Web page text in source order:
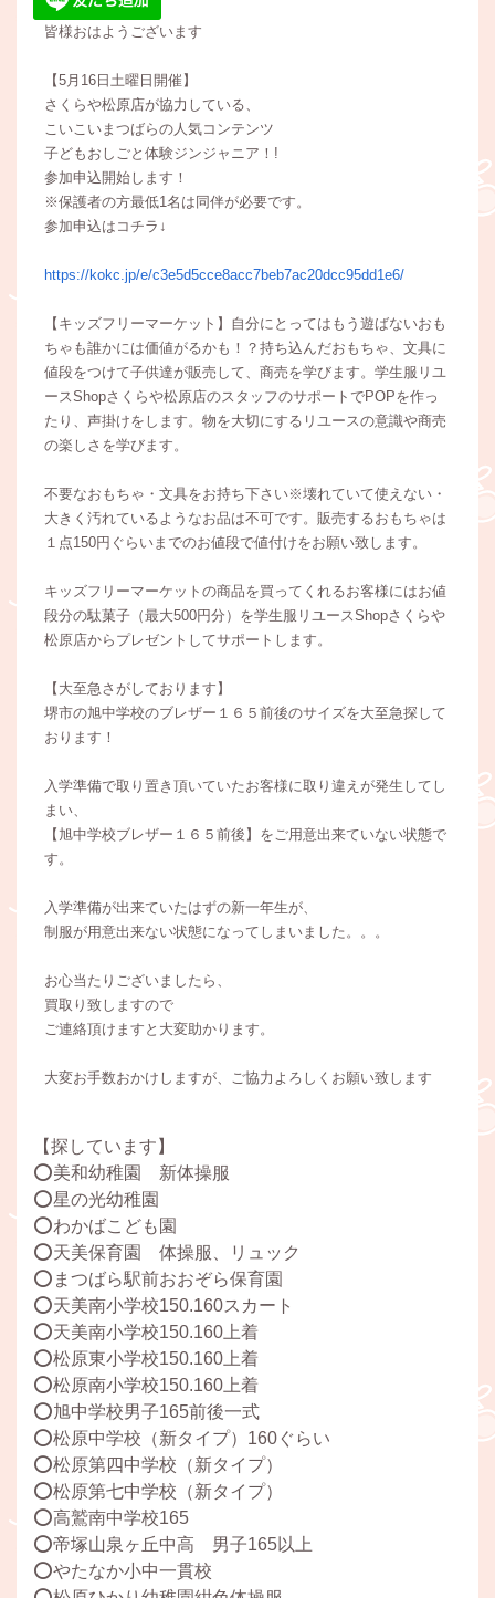
皆様おはようございます
【5月16日土曜日開催】
さくらや松原店が協力している、
こいこいまつばらの人気コンテンツ
子どもおしごと体験ジンジャニア！!
参加申込開始します！
※保護者の方最低1名は同伴が必要です。
参加申込はコチラ↓
https://kokc.jp/e/c3e5d5cce8acc7beb7ac20dcc95dd1e6/
【キッズフリーマーケット】自分にとってはもう遊ばないおも
ちゃも誰かには価値がるかも！？持ち込んだおもちゃ、文具に
値段をつけて子供達が販売して、商売を学びます。学生服リユ
ースShopさくらや松原店のスタッフのサポートでPOPを作っ
たり、声掛けをします。物を大切にするリユースの意識や商売
の楽しさを学びます。
不要なおもちゃ・文具をお持ち下さい※壊れていて使えない・
大きく汚れているようなお品は不可です。販売するおもちゃは
１点150円ぐらいまでのお値段で値付けをお願い致します。
キッズフリーマーケットの商品を買ってくれるお客様にはお値
段分の駄菓子（最大500円分）を学生服リユースShopさくらや
松原店からプレゼントしてサポートします。
【大至急さがしております】
堺市の旭中学校のブレザー１６５前後のサイズを大至急探して
おります！
入学準備で取り置き頂いていたお客様に取り違えが発生してし
まい、
【旭中学校ブレザー１６５前後】をご用意出来ていない状態で
す。
入学準備が出来ていたはずの新一年生が、
制服が用意出来ない状態になってしまいました。。。
お心当たりございましたら、
買取り致しますので
ご連絡頂けますと大変助かります。
大変お手数おかけしますが、ご協力よろしくお願い致します
【探しています】
⭕️美和幼稚園 新体操服
⭕️星の光幼稚園
⭕️わかばこども園
⭕️天美保育園 体操服、リュック
⭕️まつばら駅前おおぞら保育園
⭕️天美南小学校150.160スカート
⭕️天美南小学校150.160上着
⭕️松原東小学校150.160上着
⭕️松原南小学校150.160上着
⭕️旭中学校男子165前後一式
⭕️松原中学校（新タイプ）160ぐらい
⭕️松原第四中学校（新タイプ）
⭕️松原第七中学校（新タイプ）
⭕️高鷲南中学校165
⭕️帝塚山泉ヶ丘中高 男子165以上
⭕️やたなか小中一貫校